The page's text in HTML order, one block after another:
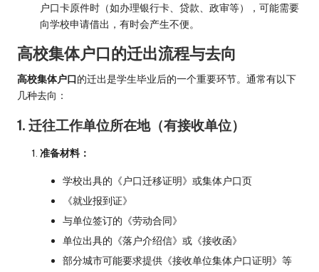
户口卡原件时（如办理银行卡、贷款、政审等），可能需要
向学校申请借出，有时会产生不便。
高校集体户口的迁出流程与去向
高校集体户口的迁出是学生毕业后的一个重要环节。通常有以下
几种去向：
1. 迁往工作单位所在地（有接收单位）
准备材料：
学校出具的《户口迁移证明》或集体户口页
《就业报到证》
与单位签订的《劳动合同》
单位出具的《落户介绍信》或《接收函》
部分城市可能要求提供《接收单位集体户口证明》等